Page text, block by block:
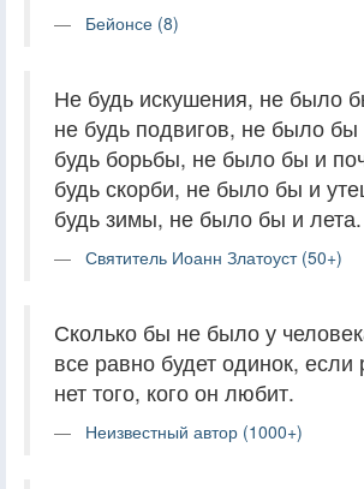
Бейонсе (8)
Не будь искушения, не было
не будь подвигов, не было бы
будь борьбы, не было бы и
будь скорби, не было бы и
будь зимы, не было бы и лета.
Святитель Иоанн Златоуст (50+)
Сколько бы не было у
все равно будет одинок,
нет того, кого он любит.
Неизвестный автор (1000+)